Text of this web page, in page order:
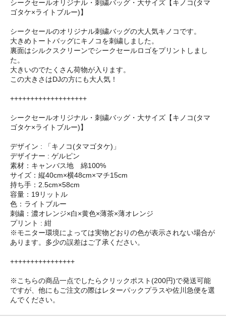
シークセールオリジナル・刺繍バッグ・大サイズ【キノコ(タマ
ゴタケ×ライトブルー)】
シークセールのオリジナル刺繍バッグの大人気キノコです。
大きめトートバッグにキノコを刺繍しました。
裏面はシルクスクリーンでシークセールロゴをプリントしまし
た。
大きいのでたくさん荷物が入ります。
この大きさはDJの方にも大人気！
+++++++++++++++++++
シークセールオリジナル・刺繍バッグ・大サイズ【キノコ(タマ
ゴタケ×ライトブルー)】
デザイン : 「キノコ(タマゴタケ)」
デザイナー : ゲルピン
素材：キャンバス地 綿100%
サイズ：縦40cm×横48cm×マチ15cm
持ち手：2.5cm×58cm
容量：19リットル
色：ライトブルー
刺繍：濃オレンジ×白×黄色×薄茶×薄オレンジ
プリント : 紺
※モニター環境によっては実物どおりの色が表示されない場合が
あります。多少の誤差はご了承ください。
++++++++++++++++
※こちらの商品一点でしたらクリックポスト(200円)で発送可能
ですが、他にもご注文の際はレターパックプラスや佐川急便を選
んでください。